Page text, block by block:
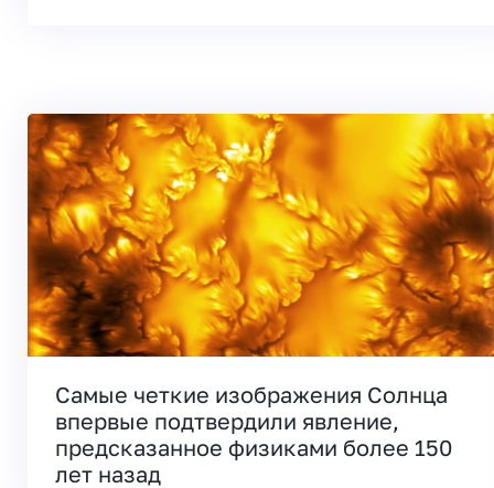
Самые четкие изображения Солнца
впервые подтвердили явление,
предсказанное физиками более 150
лет назад